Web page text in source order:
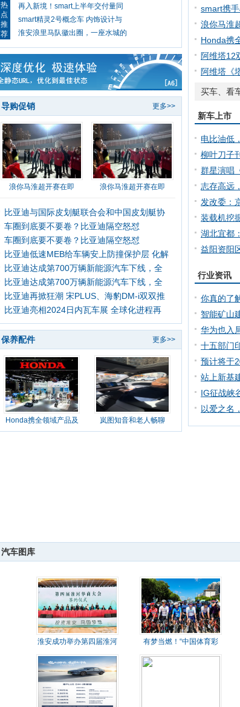
热
点
推
荐
再入新境！smart上半年交付量同
smart精灵2号概念车 内饰设计与
淮安浪里马队徽出圈，一座水城的
更多>>
导购促销
浪你马淮超开赛在即 浪你马淮超开赛在即
比亚迪与国际皮划艇联合会和中国皮划艇协
车圈到底要不要卷？比亚迪隔空怒怼
车圈到底要不要卷？比亚迪隔空怒怼
比亚迪低速MEB给车辆安上防撞保护层 化解
比亚迪达成第700万辆新能源汽车下线，全
比亚迪达成第700万辆新能源汽车下线，全
比亚迪再掀狂潮 宋PLUS、海豹DM-i双双推
比亚迪亮相2024日内瓦车展 全球化进程再
更多>>
保养配件
Honda携全领域产品及 岚图知音和老人畅聊
smart携
品
浪你马淮
区队
Honda携
技术
阿维塔12
擦亮
阿维塔《
来》
买车、看
新车上市
电比油低
炸”，7.98
柳叶刀子
康，日常
群星演唱
下》，航
志存高远
汽车发布
发改委：
建成通车
装载机挖
肥经开区
湖北宜都
安全编码”
益阳资阳
行业资讯
你真的了
王国法院
智能矿山
这四大误
华为也入
低投入智
十五部门
步促进服
预计将于
雪佛兰发
站上新基
桩市场如
IG征战峡
探歌，两
以爱之名
——“指”
汽车图库
淮安成功举办第四届淮河 有梦当燃！“中国体育彩